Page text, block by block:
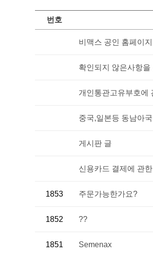
번호
비맥스 공인 홈페이
확인되지 않은사항
개인통관고유부호에
중국,일본등 동남아
게시판 글
신용카드 결제에 관
1853 주문가능한가요?
1852 ??
1851 Semenax